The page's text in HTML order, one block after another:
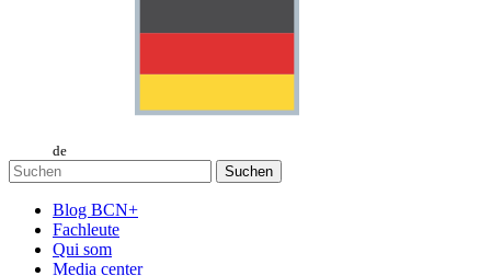
de
Suchen
Blog BCN+
Fachleute
Qui som
Media center